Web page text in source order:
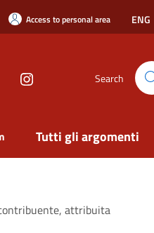
Access to personal area ENG
Search
Tutti gli argomenti
attribuita